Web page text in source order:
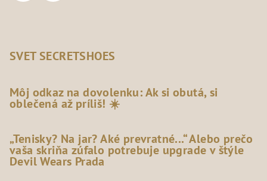
SVET SECRETSHOES
Môj odkaz na dovolenku: Ak si obutá, si
oblečená až príliš! ☀️
„Tenisky? Na jar? Aké prevratné...“ Alebo prečo
vaša skriňa zúfalo potrebuje upgrade v štýle
Devil Wears Prada